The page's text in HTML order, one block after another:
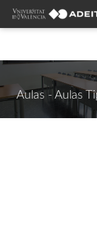
Aulas - Aulas